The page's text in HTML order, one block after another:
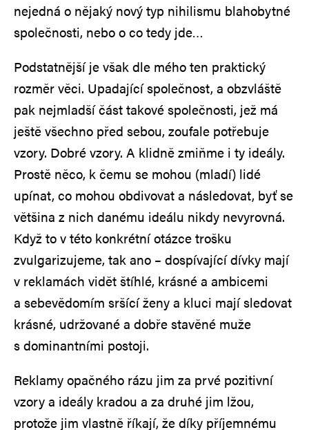
nejedná o nějaký nový typ nihilismu blahobytné
společnosti, nebo o co tedy jde…
Podstatnější je však dle mého ten praktický
rozměr věci. Upadající společnost, a obzvláště
pak nejmladší část takové společnosti, jež má
ještě všechno před sebou, zoufale potřebuje
vzory. Dobré vzory. A klidně zmiňme i ty ideály.
Prostě něco, k čemu se mohou (mladí) lidé
upínat, co mohou obdivovat a následovat, byť se
většina z nich danému ideálu nikdy nevyrovná.
Když to v této konkrétní otázce trošku
zvulgarizujeme, tak ano – dospívající dívky mají
v reklamách vidět štíhlé, krásné a ambicemi
a sebevědomím sršící ženy a kluci mají sledovat
krásné, udržované a dobře stavěné muže
s dominantními postoji.
Reklamy opačného rázu jim za prvé pozitivní
vzory a ideály kradou a za druhé jim lžou,
protože jim vlastně říkají, že díky příjemnému